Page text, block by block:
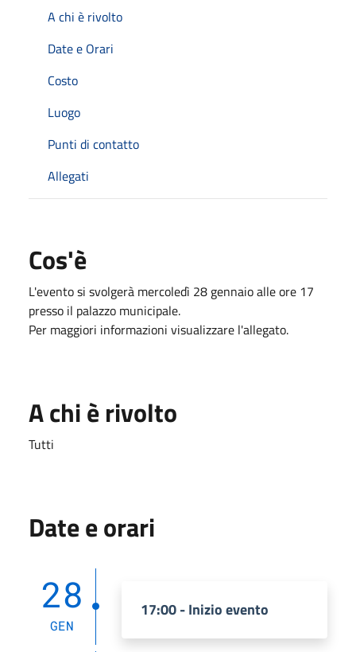
A chi è rivolto
Date e Orari
Costo
Luogo
Punti di contatto
Allegati
Cos'è
L'evento si svolgerà mercoledì 28 gennaio alle ore 17
presso il palazzo municipale.
Per maggiori informazioni visualizzare l'allegato.
A chi è rivolto
Tutti
Date e orari
28
GEN
17:00 - Inizio evento